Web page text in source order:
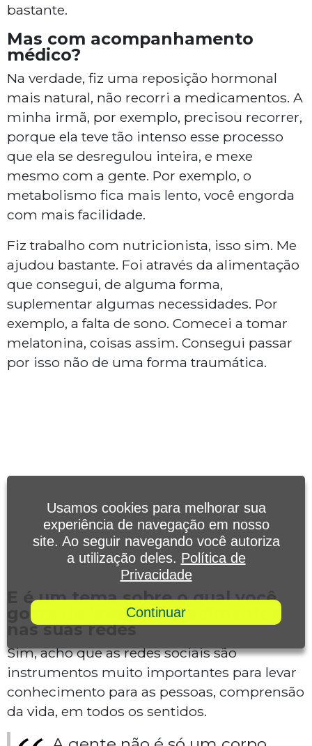
bastante.
Mas com acompanhamento
médico?
Na verdade, fiz uma reposição hormonal
mais natural, não recorri a medicamentos. A
minha irmã, por exemplo, precisou recorrer,
porque ela teve tão intenso esse processo
que ela se desregulou inteira, e mexe
mesmo com a gente. Por exemplo, o
metabolismo fica mais lento, você engorda
com mais facilidade.
Fiz trabalho com nutricionista, isso sim. Me
ajudou bastante. Foi através da alimentação
que consegui, de alguma forma,
suplementar algumas necessidades. Por
exemplo, a falta de sono. Comecei a tomar
melatonina, coisas assim. Consegui passar
por isso não de uma forma traumática.
E é um tema sobre o qual você
gosta de levar esclarecimentos
nas suas redes
Sim, acho que as redes sociais são
instrumentos muito importantes para levar
conhecimento para as pessoas, comprensão
da vida, em todos os sentidos.
Usamos cookies para melhorar sua
experiência de navegação em nosso
site. Ao seguir navegando você autoriza
a utilização deles. Política de
Privacidade
Continuar